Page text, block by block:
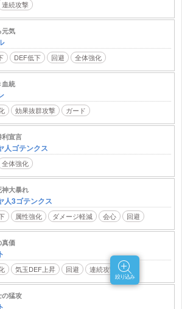
連続攻撃
元気
DEF低下 回避 全体強化
血統
効果抜群攻撃 ガード
利宣言
人ゴテンクス
全体強化
大暴れ
人3ゴテンクス
属性強化 ダメージ軽減 会心 回避
真価
気玉DEF上昇 回避 連続攻撃
の猛攻
絞り込み